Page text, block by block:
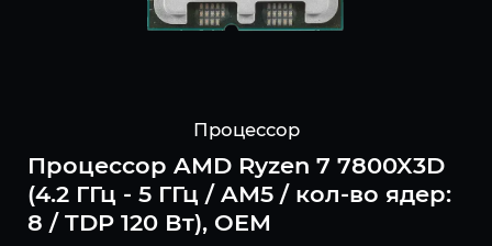
Процессор
Процессор AMD Ryzen 7 7800X3D
(4.2 ГГц - 5 ГГц / AM5 / кол-во ядер:
8 / TDP 120 Вт), OEM